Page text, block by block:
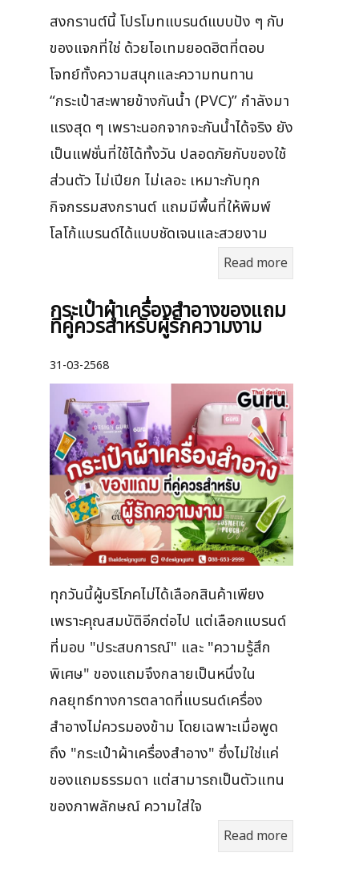
สงกรานต์นี้ โปรโมทแบรนด์แบบปัง ๆ กับ
ของแจกที่ใช่ ด้วยไอเทมยอดฮิตที่ตอบ
โจทย์ทั้งความสนุกและความทนทาน
“กระเป๋าสะพายข้างกันน้ำ (PVC)” กำลังมา
แรงสุด ๆ เพราะนอกจากจะกันน้ำได้จริง ยัง
เป็นแฟชั่นที่ใช้ได้ทั้งวัน ปลอดภัยกับของใช้
ส่วนตัว ไม่เปียก ไม่เลอะ เหมาะกับทุก
กิจกรรมสงกรานต์ แถมมีพื้นที่ให้พิมพ์
โลโก้แบรนด์ได้แบบชัดเจนและสวยงาม
Read more
กระเป๋าผ้าเครื่องสําอางของแถม
ที่คู่ควรสำหรับผู้รักความงาม
31-03-2568
ทุกวันนี้ผู้บริโภคไม่ได้เลือกสินค้าเพียง
เพราะคุณสมบัติอีกต่อไป แต่เลือกแบรนด์
ที่มอบ "ประสบการณ์" และ "ความรู้สึก
พิเศษ" ของแถมจึงกลายเป็นหนึ่งใน
กลยุทธ์ทางการตลาดที่แบรนด์เครื่อง
สำอางไม่ควรมองข้าม โดยเฉพาะเมื่อพูด
ถึง "กระเป๋าผ้าเครื่องสำอาง" ซึ่งไม่ใช่แค่
ของแถมธรรมดา แต่สามารถเป็นตัวแทน
ของภาพลักษณ์ ความใส่ใจ
Read more